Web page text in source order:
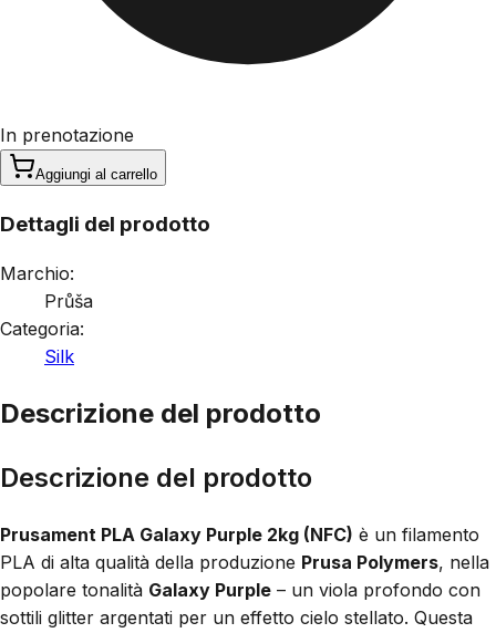
In prenotazione
Aggiungi al carrello
Dettagli del prodotto
Marchio:
Průša
Categoria:
Silk
Descrizione del prodotto
Descrizione del prodotto
Prusament PLA Galaxy Purple 2kg (NFC) è un filamento
PLA di alta qualità della produzione Prusa Polymers, nella
popolare tonalità Galaxy Purple – un viola profondo con
sottili glitter argentati per un effetto cielo stellato. Questa